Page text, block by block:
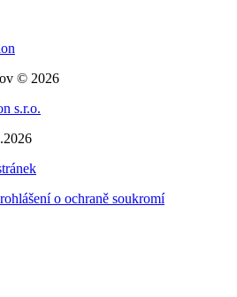
© 2026
s.r.o.
o ochraně soukromí